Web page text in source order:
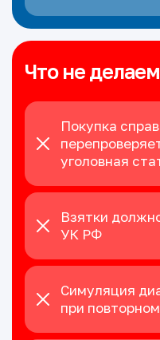
Что не
Покупка
уголовная
Взятки
УК РФ
Симуляция
при